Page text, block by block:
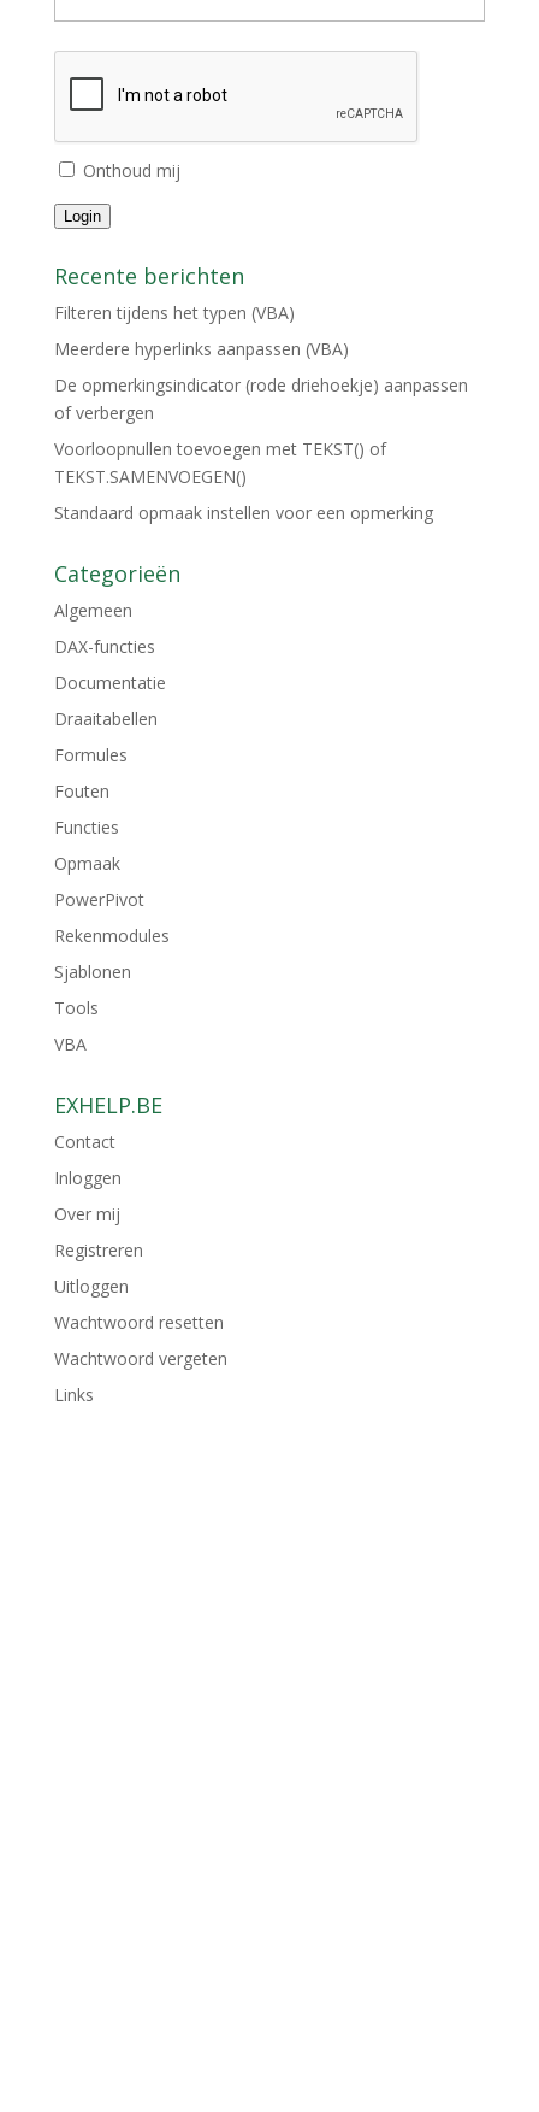
Onthoud mij
Login
Recente berichten
Filteren tijdens het typen (VBA)
Meerdere hyperlinks aanpassen (VBA)
De opmerkingsindicator (rode driehoekje) aanpassen
of verbergen
Voorloopnullen toevoegen met TEKST() of
TEKST.SAMENVOEGEN()
Standaard opmaak instellen voor een opmerking
Categorieën
Algemeen
DAX-functies
Documentatie
Draaitabellen
Formules
Fouten
Functies
Opmaak
PowerPivot
Rekenmodules
Sjablonen
Tools
VBA
EXHELP.BE
Contact
Inloggen
Over mij
Registreren
Uitloggen
Wachtwoord resetten
Wachtwoord vergeten
Links